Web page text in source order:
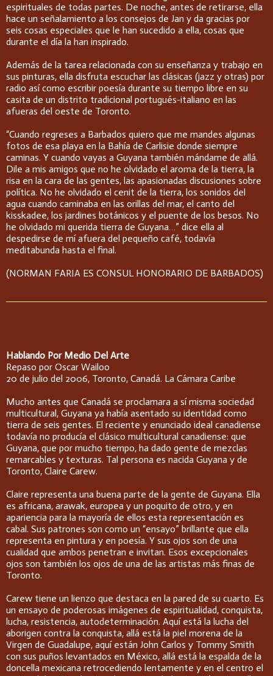
espirituales de todas partes. De noche, antes de retirarse, ella
hace un señalamiento a los consejos de Jan y da gracias por
seis cosas especiales que le han sucedido a ella, cosas que
durante el día la han inspirado.
Además de la tarea relacionada con su enseñanza y trabajo en
sus pinturas, ella disfruta escuchar las clásicas (jazz y otras) por
radio así como escribir poesía durante su tiempo libre en su
casita de un distrito tradicional portugués-italiano en las
afueras del oeste de Toronto.
“Cuando regreses a Barbados quiero que me mandes algunas
fotos de esa playa en la Bahía de Carlisie donde siempre
caminas. Y cuando vayas a Guyana también mándame de allá.
Dile a mis amigos que no he olvidado el aroma de la tierra, la
risa en la cara de las gentes, las apasionadas discusiones sobre
política. No he olvidado el cenit de la tierra, los sonidos del
agua cuando caminaba en las orillas del mar, el canto del
kisskadee, los jardines botánicos y el puente de los besos. No
he olvidado mi querida tierra de Guyana…” dice ella al
despedirse de mí afuera del pequeño café, todavía
meditabunda hasta el final.
(NORMAN FARIA ES CONSUL HONORARIO DE BARBADOS)
Hablando Por Medio Del Arte
Repaso por Oscar Wailoo
20 de julio del 2006, Toronto, Canadá. La Cámara Caribe
Mucho antes que Canadá se proclamara a sí misma sociedad
multicultural, Guyana ya había asentado su identidad como
tierra de seis gentes. El reciente y enunciado ideal canadiense
todavía no producía el clásico multicultural canadiense: que
Guyana, que por mucho tiempo, ha dado gente de mezclas
remarcables y texturas. Tal persona es nacida Guyana y de
Toronto, Claire Carew.
Claire representa una buena parte de la gente de Guyana. Ella
es africana, arawak, europea y un poquito de otro, y en
apariencia para la mayoría de ellos esta representación es
cabal. Sus patrones son como un “ensayo” brillante que ella
representa en pintura y en poesía. Y sus ojos son de una
cualidad que ambos penetran e invitan. Esos excepcionales
ojos son también los ojos de una de las artistas más finas de
Toronto.
Carew tiene un lienzo que destaca en la pared de su cuarto. Es
un ensayo de poderosas imágenes de espiritualidad, conquista,
lucha, resistencia, autodeterminación. Aquí está la lucha del
aborigen contra la conquista, allá está la piel morena de la
Virgen de Guadalupe, aquí están John Carlos y Tommy Smith
con sus puños levantados en México, allá está la espalda de la
doncella mexicana retrocediendo lentamente y en el centro el